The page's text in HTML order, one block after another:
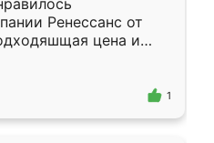
Ренессанс от
цена и
Приехавший
Владислав
самый
1